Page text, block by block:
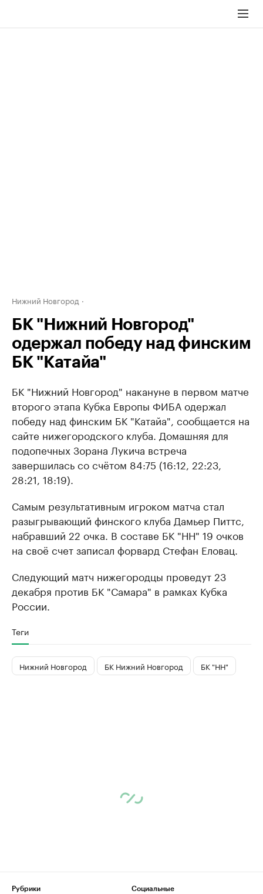
Нижний Новгород
БК "Нижний Новгород"
одержал победу над финским
БК "Катайа"
БК "Нижний Новгород" накануне в первом матче
второго этапа Кубка Европы ФИБА одержал
победу над финским БК "Катайа", сообщается на
сайте нижегородского клуба. Домашняя для
подопечных Зорана Лукича встреча
завершилась со счётом ​84:75 (16:12, 22:23,
28:21, 18:19).
Самым результативным игроком матча стал
разыгрывающий финского клуба Дамьер Питтс,
набравший 22 очка. В составе БК "НН" 19 очков
на своё счет записал форвард Стефан Еловац.
Следующий матч нижегородцы проведут 23
декабря против БК "Самара" в рамках Кубка
России.
Теги
Нижний Новгород БК Нижний Новгород БК "НН"
Рубрики
Социальные